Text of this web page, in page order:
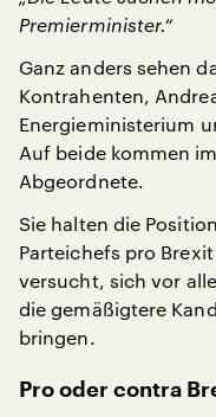
Premierminister.“
Ganz anders sehen
Kontrahenten,
Energieministerium
Auf beide kommen
Abgeordnete.
Sie halten die
Parteichefs pro
versucht, sich vor
die gemäßigtere
bringen.
Pro oder contra